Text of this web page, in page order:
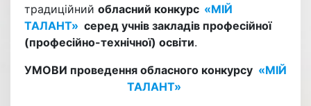
традиційний обласний конкурс «МІЙ
ТАЛАНТ» серед учнів закладів професійної
(професійно-технічної) освіти.
УМОВИ проведення обласного конкурсу «МІЙ
ТАЛАНТ»